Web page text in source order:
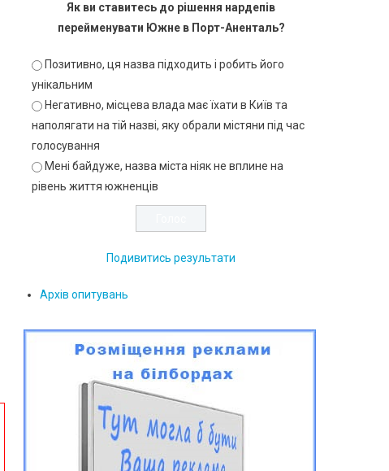
Як ви ставитесь до рішення нардепів
перейменувати Южне в Порт-Аненталь?
Позитивно, ця назва підходить і робить його
унікальним
Негативно, місцева влада має їхати в Київ та
наполягати на тій назві, яку обрали містяни під час
голосування
Мені байдуже, назва міста ніяк не вплине на
рівень життя южненців
Подивитись результати
Архів опитувань